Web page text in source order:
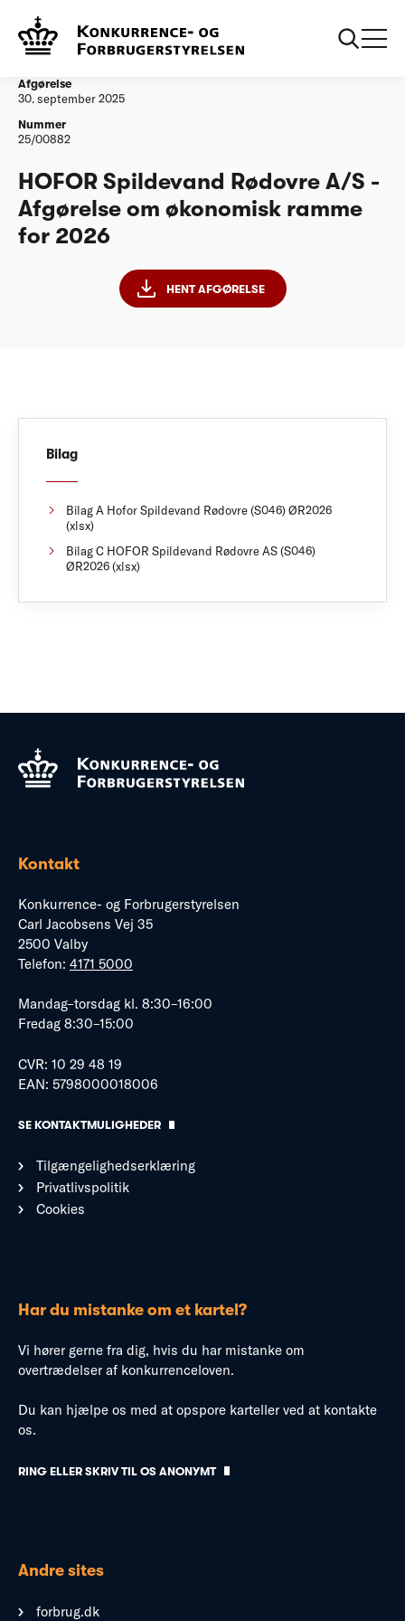
Vandtilsyn
økonomisk ramme for 2026
Afgørelse
30. september 2025
Nummer
25/00882
HOFOR Spildevand Rødovre A/S -
Afgørelse om økonomisk ramme
for 2026
HENT AFGØRELSE
Bilag
Bilag A Hofor Spildevand Rødovre (S046) ØR2026
(xlsx)
Bilag C HOFOR Spildevand Rødovre AS (S046)
ØR2026 (xlsx)
Kontakt
Konkurrence- og Forbrugerstyrelsen
Carl Jacobsens Vej 35
2500 Valby
Telefon: 4171 5000
Mandag–torsdag kl. 8:30–16:00
Fredag 8:30–15:00
CVR: 10 29 48 19
EAN: 5798000018006
SE KONTAKTMULIGHEDER
Tilgængelighedserklæring
Privatlivspolitik
Cookies
Har du mistanke om et kartel?
Vi hører gerne fra dig, hvis du har mistanke om
overtrædelser af konkurrenceloven.
Du kan hjælpe os med at opspore karteller ved at kontakte
os.
RING ELLER SKRIV TIL OS ANONYMT
Andre sites
forbrug.dk